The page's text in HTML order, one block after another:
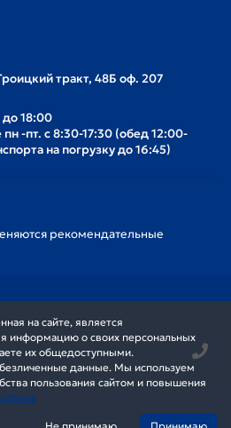
на сайте, является
информацию о своих персональных
их общедоступными.
данные. Мы используем
пользования сайтом и повышения
тракт, 48Б оф. 207
до 18:00
-пт. с 8:30-17:30 (обед 12:00-
на погрузку до 16:45)
рекомендательные